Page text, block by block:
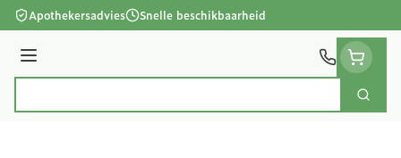
Ga naar de inhoud
Apothekersadvies Snelle beschikbaarheid
Menu
Zoek